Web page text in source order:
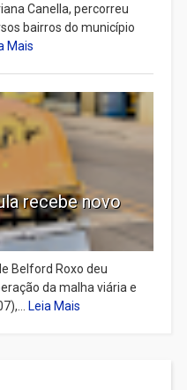
Canella, percorreu
bairros do município
Mais
recebe novo
Belford Roxo deu
da malha viária e
Leia Mais